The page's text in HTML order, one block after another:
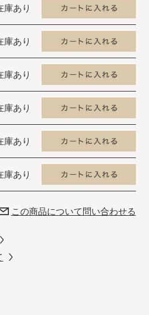
庫あり
庫あり
庫あり
庫あり
庫あり
庫あり
この商品について問い合わせる